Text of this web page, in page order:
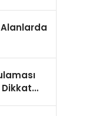
Alanlarda